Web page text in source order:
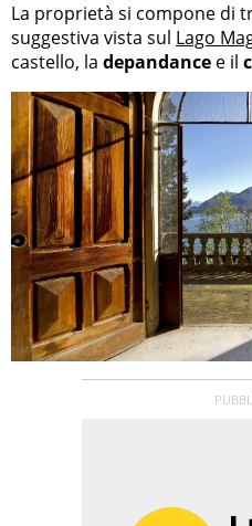
La proprietà si compone di
suggestiva vista sul Lago
castello, la depandance e il